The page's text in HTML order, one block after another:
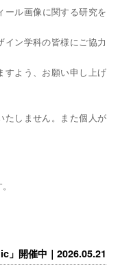
ール画像に関する研究を
イン学科の皆様にご協力
すよう、お願い申し上げ
たしません。また個人が
」開催中｜2026.05.21